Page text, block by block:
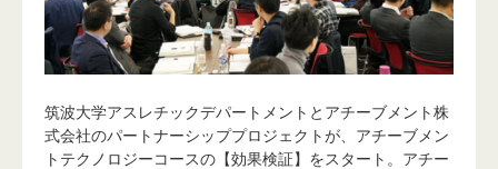
筑波大学アスレチックデパートメントとアチーブメント株
式会社のパートナーシッププロジェクトが、アチーブメン
トテクノロジーコースの【効果検証】をスタート。アチー